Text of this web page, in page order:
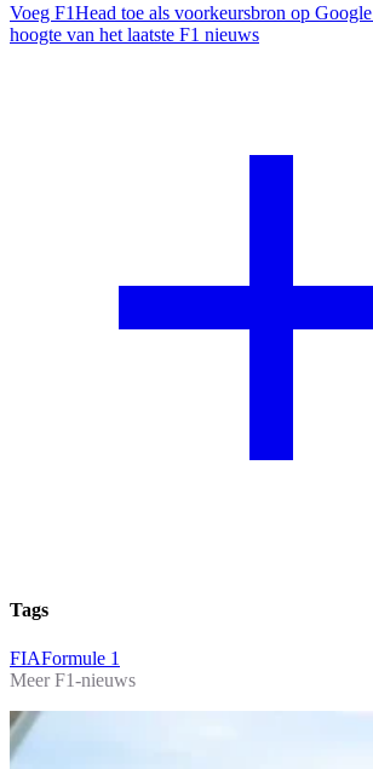
Voeg F1Head toe als voorkeursbron op Google
hoogte van het laatste F1 nieuws
Tags
FIAFormule 1
Meer F1-nieuws